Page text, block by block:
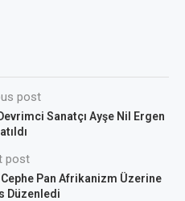
post
Sanatçı Ayşe Nil Ergen
post
Pan Afrikanizm Üzerine
Düzenledi